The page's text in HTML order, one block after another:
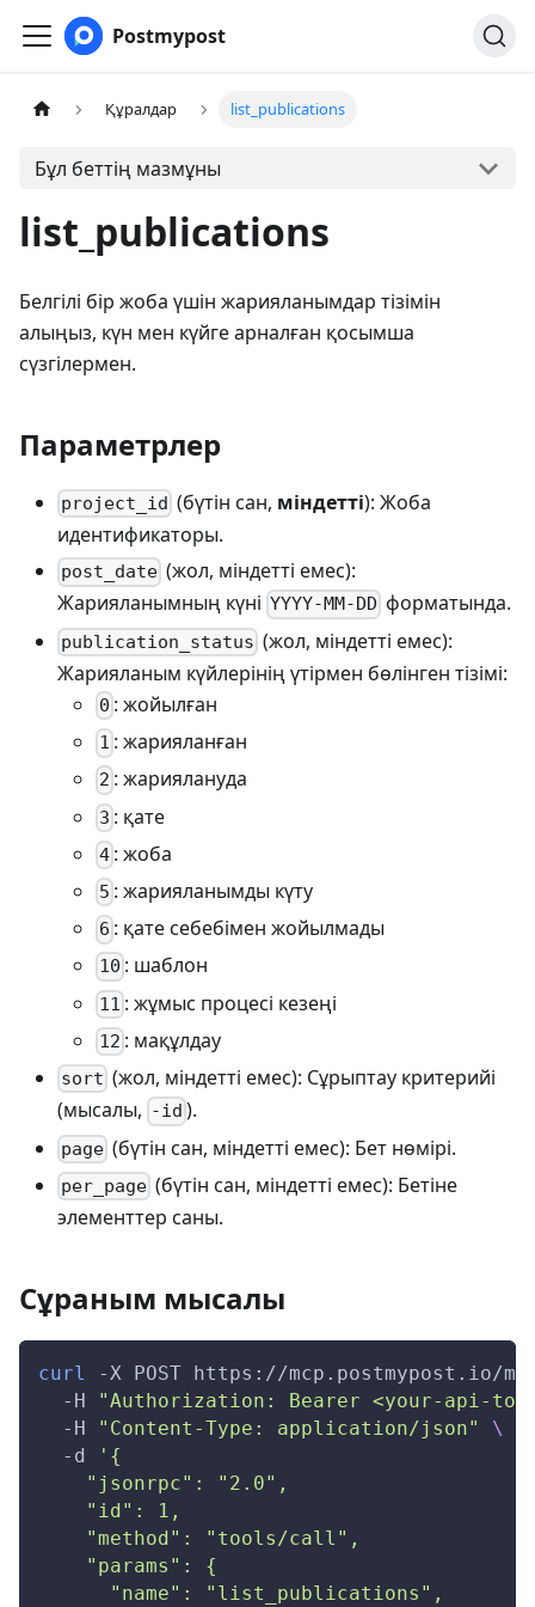
Postmypost
Құралдар list_publications
Бұл беттің мазмұны
list_publications
Белгілі бір жоба үшін жарияланымдар тізімін
алыңыз, күн мен күйге арналған қосымша
сүзгілермен.
Параметрлер
project_id (бүтін сан, міндетті): Жоба
идентификаторы.
post_date (жол, міндетті емес):
Жарияланымның күні YYYY-MM-DD форматында.
publication_status (жол, міндетті емес):
Жарияланым күйлерінің үтірмен бөлінген тізімі:
0 : жойылған
1 : жарияланған
2 : жариялануда
3 : қате
4 : жоба
5 : жарияланымды күту
6 : қате себебімен жойылмады
10 : шаблон
11 : жұмыс процесі кезеңі
12 : мақұлдау
sort (жол, міндетті емес): Сұрыптау критерийі
(мысалы, -id ).
page (бүтін сан, міндетті емес): Бет нөмірі.
per_page (бүтін сан, міндетті емес): Бетіне
элементтер саны.
Сұраным мысалы
curl -X POST https://mcp.postmypost.io/
-H
"Authorization: Bearer <your-api-
-H
"Content-Type: application/json"
\
-d
'{
    "jsonrpc": "2.0",
    "id": 1,
    "method": "tools/call",
    "params": {
      "name": "list_publications",